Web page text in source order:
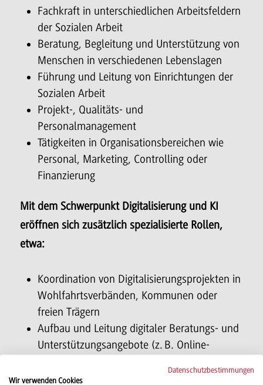
Fachkraft in unterschiedlichen Arbeitsfeldern
der Sozialen Arbeit
Beratung, Begleitung und Unterstützung von
Menschen in verschiedenen Lebenslagen
Führung und Leitung von Einrichtungen der
Sozialen Arbeit
Projekt-, Qualitäts- und
Personalmanagement
Tätigkeiten in Organisationsbereichen wie
Personal, Marketing, Controlling oder
Finanzierung
Mit dem Schwerpunkt Digitalisierung und KI
eröffnen sich zusätzlich spezialisierte Rollen,
etwa:
Koordination von Digitalisierungsprojekten in
Wohlfahrtsverbänden, Kommunen oder
freien Trägern
Aufbau und Leitung digitaler Beratungs- und
Unterstützungsangebote (z. B. Online-
Digitalisierungsbeauftragter oder Change
Datenschutzbestimmungen
Wir verwenden Cookies